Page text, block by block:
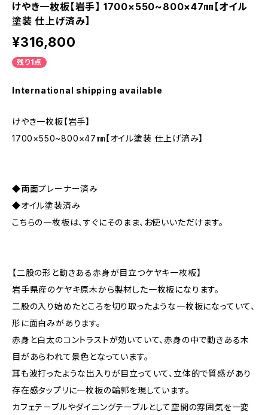
けやき一枚板【岩手】 1700×550~800×47㎜【オイル
塗装 仕上げ済み】
¥316,800
残り1点
International shipping available
けやき一枚板【岩手】
1700×550~800×47㎜【オイル塗装 仕上げ済み】
◆両面プレーナー済み
◆オイル塗装済み
こちらの一枚板は、すぐにそのまま、お使いいただけます。
【二股の形と動きある赤身が目立つケヤキ一枚板】
岩手県産のケヤキ原木から製材した一枚板になります。
二股の入り始めたところを切り取ったような一枚板になっていて、
形に面白みがあります。
赤身と白太のコントラストが効いていて、赤身の中で動きある木
目があらわれて景色となっています。
耳も波打ったような出入りが目立っていて、立体的で質感があり
存在感タップリに一枚板の輪郭を現しています。
カフェテーブルやダイニングテーブルとして空間の雰囲気を一変